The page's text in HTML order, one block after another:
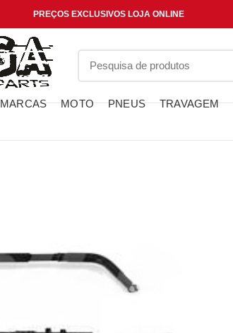
PREÇOS EXCLUSIVOS LOJA ONLINE
MARCAS MOTO PNEUS TRAVAGEM